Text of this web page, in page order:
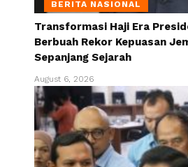
BERITA NASIONAL
Transformasi Haji Era
Berbuah Rekor Kepuasan
Sepanjang Sejarah
August 6, 2026